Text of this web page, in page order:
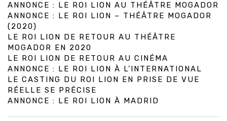
ANNONCE : LE ROI LION AU THÉÂTRE MOGADOR
ANNONCE : LE ROI LION – THÉÂTRE MOGADOR
(2020)
LE ROI LION DE RETOUR AU THÉÂTRE
MOGADOR EN 2020
LE ROI LION DE RETOUR AU CINÉMA
ANNONCE : LE ROI LION À L’INTERNATIONAL
LE CASTING DU ROI LION EN PRISE DE VUE
RÉELLE SE PRÉCISE
ANNONCE : LE ROI LION À MADRID